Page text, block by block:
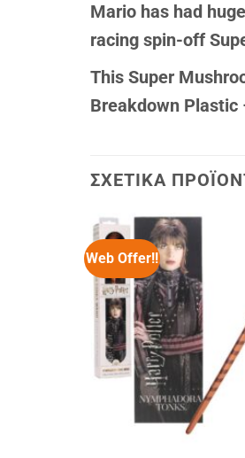
Mario has had
racing spin-off
This Super
Breakdown
ΣΧΕΤΙΚΆ
Web Offer!!